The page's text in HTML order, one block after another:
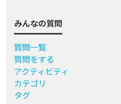
みんなの質問
質問一覧
質問をする
アクティビティ
カテゴリ
タグ